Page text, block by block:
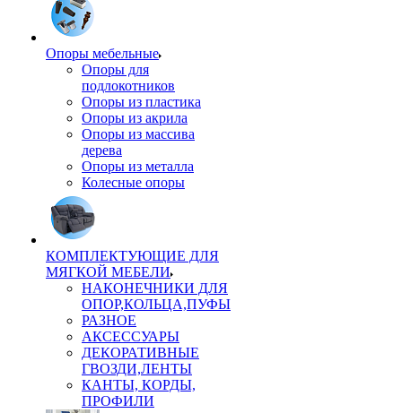
Опоры мебельные
Опоры для
подлокотников
Опоры из пластика
Опоры из акрила
Опоры из массива
дерева
Опоры из металла
Колесные опоры
КОМПЛЕКТУЮЩИЕ ДЛЯ
МЯГКОЙ МЕБЕЛИ
НАКОНЕЧНИКИ ДЛЯ
ОПОР,КОЛЬЦА,ПУФЫ
РАЗНОЕ
АКСЕССУАРЫ
ДЕКОРАТИВНЫЕ
ГВОЗДИ,ЛЕНТЫ
КАНТЫ, КОРДЫ,
ПРОФИЛИ